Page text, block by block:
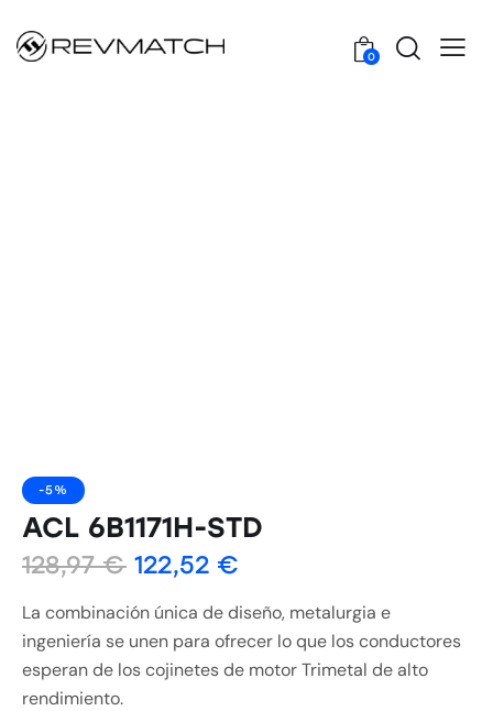
0
-5%
ACL 6B1171H-STD
128,97€ 122,52 €
La combinación única de diseño, metalurgia e
ingeniería se unen para ofrecer lo que los conductores
esperan de los cojinetes de motor Trimetal de alto
rendimiento.